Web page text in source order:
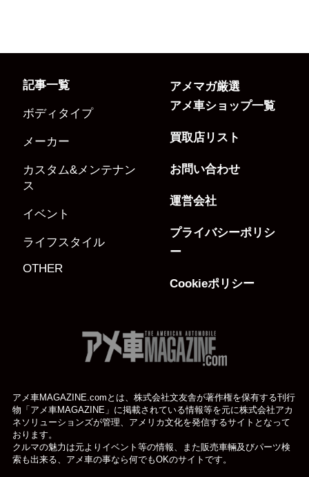
記事一覧
ボディタイプ
メーカー
カスタム&メンテナン
ス
イベント
ライフスタイル
OTHER
アメマガ厳選
アメ車ショップ一覧
買取店リスト
お問い合わせ
運営会社
プライバシーポリシ
ー
Cookieポリシー
アメ車MAGAZINE.comとは、株式会社文友舎が著作権を保有する刊行
物「アメ車MAGAZINE」に掲載されている情報等を元に株式会社アカ
ネソリューションズが管理、アメリカ文化を発信するサイトとなって
おります。
クルマの魅力は元よりイベント等の情報、また販売車輛及びパーツ検
索も出来る、アメ車の事なら何でもOKのサイトです。